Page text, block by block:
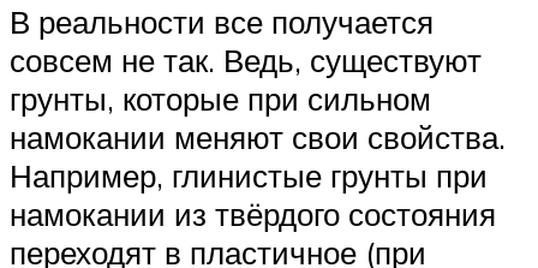
В реальности все получается
совсем не так. Ведь, существуют
грунты, которые при сильном
намокании меняют свои свойства.
Например, глинистые грунты при
намокании из твёрдого состояния
переходят в пластичное (при